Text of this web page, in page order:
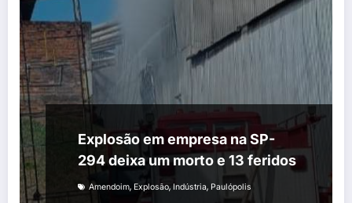
Explosão em empresa na SP-
294 deixa um morto e 13 feridos
Amendoim, Explosão, Indústria, Paulópolis